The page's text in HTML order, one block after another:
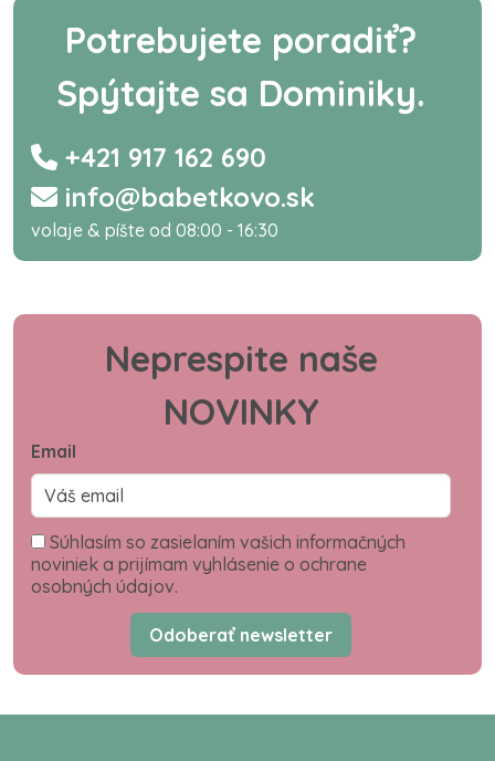
Potrebujete poradiť?
Spýtajte sa Dominiky.
+421 917 162 690
info@babetkovo.sk
volaje & píšte od 08:00 - 16:30
Neprespite naše
NOVINKY
Email
Súhlasím so zasielaním vašich informačných
noviniek a prijímam vyhlásenie o ochrane
osobných údajov.
Odoberať newsletter